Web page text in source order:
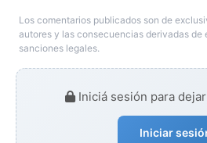
Los comentarios publicados son de
autores y las consecuencias derivadas de
sanciones legales.
Iniciá sesión para
Iniciar